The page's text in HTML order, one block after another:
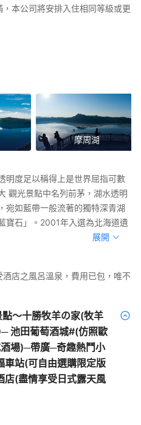
本公司將安排入住相同等級或更
摩周湖
明度足以稱得上是世界屈指可數
觀光景點中名列前茅，湖水透明
宛如藍帶一般流著的獨特深青湖
寶石」。2001年入選為北海道遺
展開
酒店之風呂溫泉，費用已包，唯不
～十勝牧羊の家(牧羊
池田葡萄酒城#(仿照歐
場)─帶廣─奇趣熱鬥小
車站(可自由選購限定版
(盡情享受日式露天風